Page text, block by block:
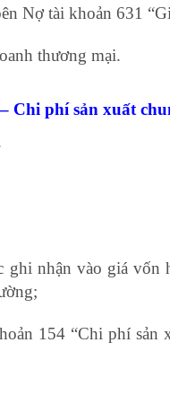
Nợ tài khoản 631
thương mại.
Chi phí sản xuất
nhận vào giá vốn
154 “Chi phí sản